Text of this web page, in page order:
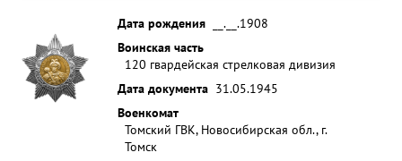
Дата рождения
__.__.1908
Воинская часть
120 гвардейская стрелковая дивизия
Дата документа 31.05.1945
Военкомат
Томский ГВК, Новосибирская обл., г.
Томск